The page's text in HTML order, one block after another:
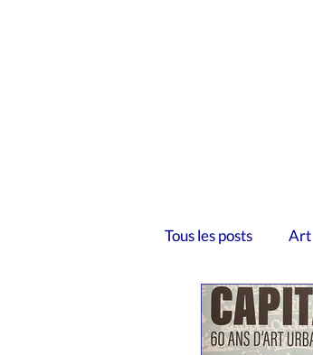
Tous les posts Art
Le chiffre